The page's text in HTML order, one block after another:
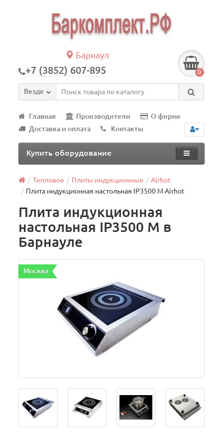
Барнаул
+7 (3852) 607-895 0
Везде
Главная Производители
О фирме
Доставка и оплата
Контакты
Купить оборудование
Тепловое Плиты индукционные
Airhot
Плита индукционная настольная IP3500 M Airhot
Плита индукционная
настольная IP3500 M в
Барнауле
Москва